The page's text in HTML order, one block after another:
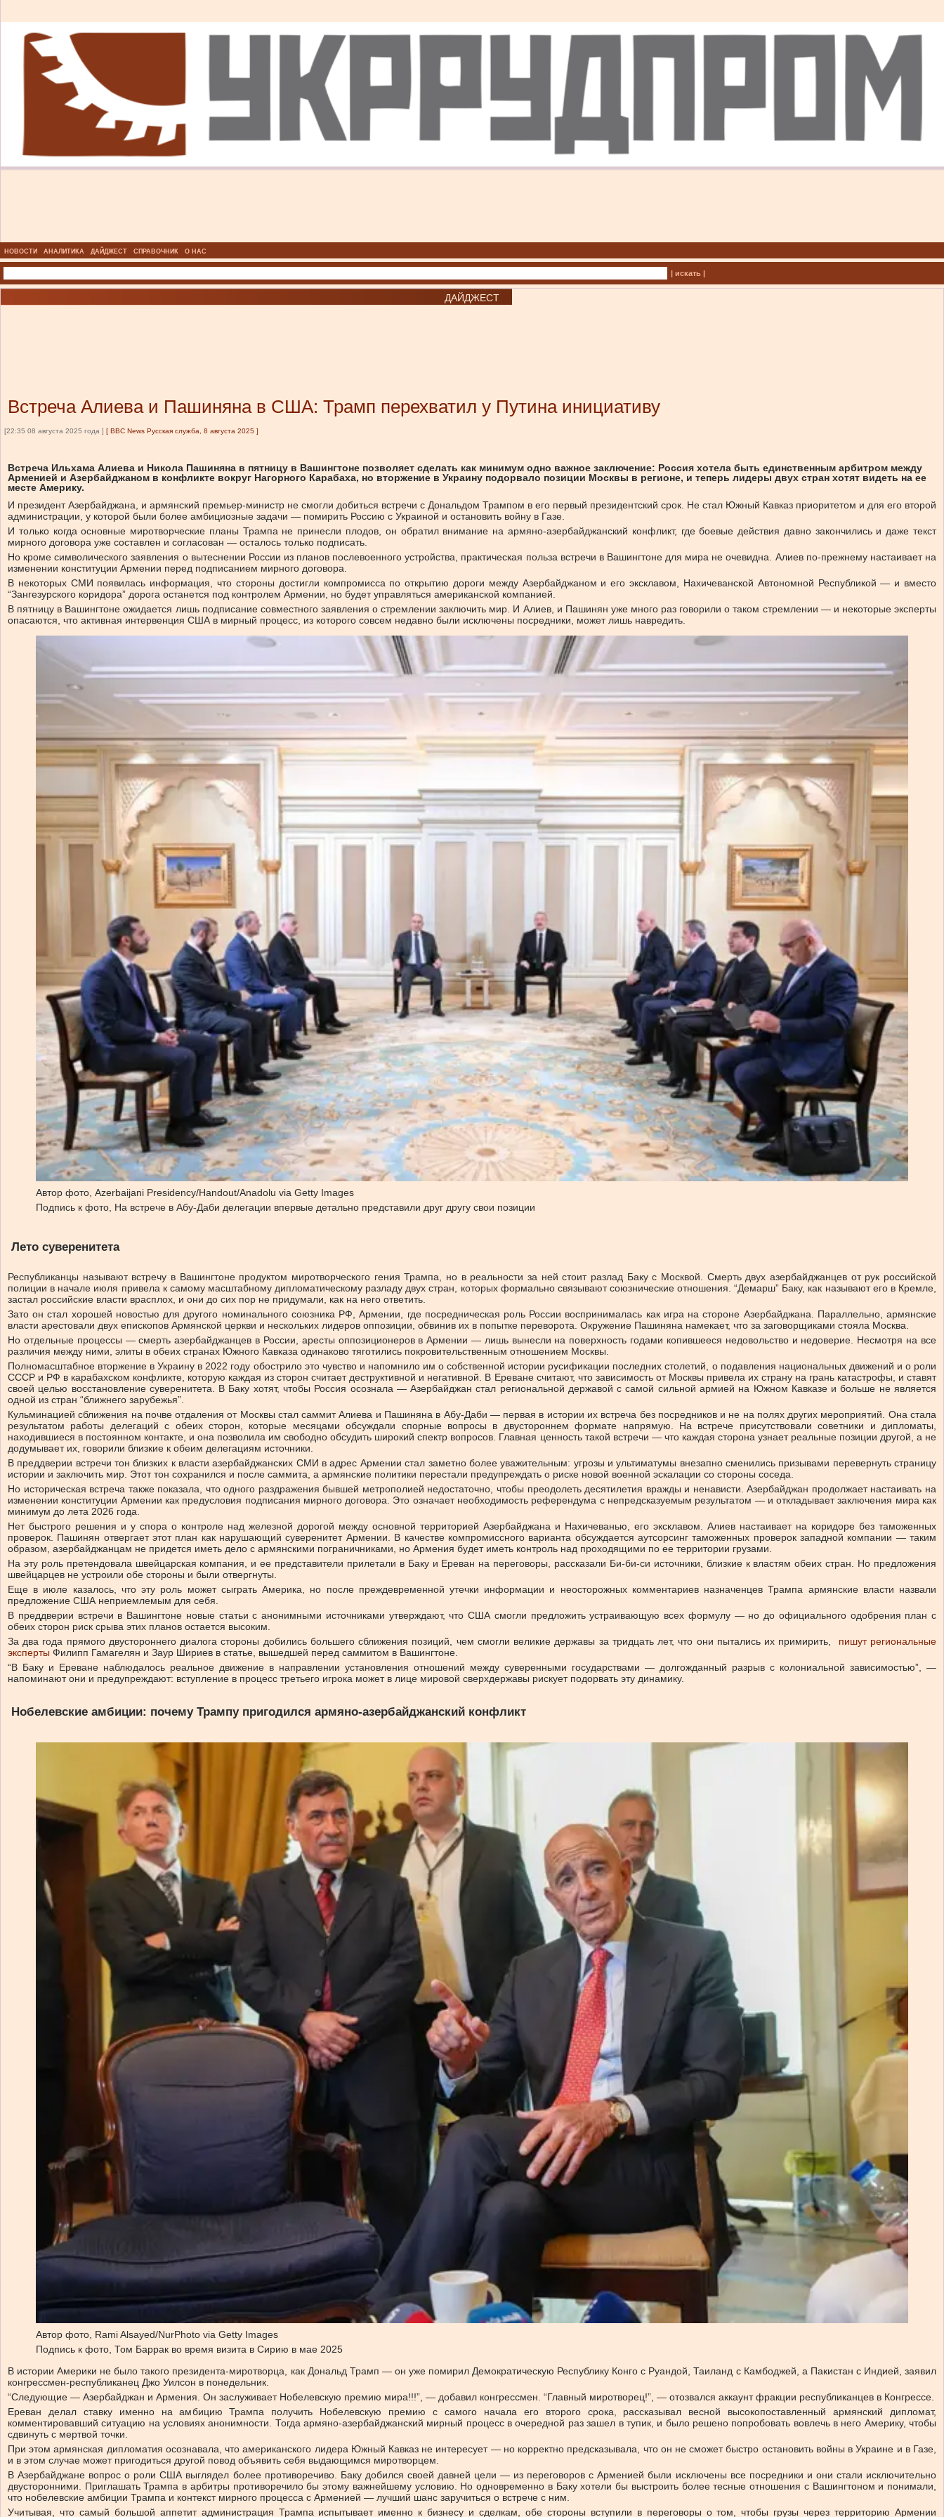
НОВОСТИ АНАЛИТИКА ДАЙДЖЕСТ СПРАВОЧНИК О НАС
| искать |
ДАЙДЖЕСТ
Встреча Алиева и Пашиняна в США: Трамп перехватил у Путина инициативу
[22:35 08 августа 2025 года ] [ BBC News Русская служба, 8 августа 2025 ]
Встреча Ильхама Алиева и Никола Пашиняна в пятницу в Вашингтоне позволяет сделать как минимум одно важное заключение: Россия хотела быть единственным арбитром между
Арменией и Азербайджаном в конфликте вокруг Нагорного Карабаха, но вторжение в Украину подорвало позиции Москвы в регионе, и теперь лидеры двух стран хотят видеть на ее
месте Америку.
И президент Азербайджана, и армянский премьер-министр не смогли добиться встречи с Дональдом Трампом в его первый президентский срок. Не стал Южный Кавказ приоритетом и для его второй
администрации, у которой были более амбициозные задачи — помирить Россию с Украиной и остановить войну в Газе.
И только когда основные миротворческие планы Трампа не принесли плодов, он обратил внимание на армяно-азербайджанский конфликт, где боевые действия давно закончились и даже текст
мирного договора уже составлен и согласован — осталось только подписать.
Но кроме символического заявления о вытеснении России из планов послевоенного устройства, практическая польза встречи в Вашингтоне для мира не очевидна. Алиев по-прежнему настаивает на
изменении конституции Армении перед подписанием мирного договора.
В некоторых СМИ появилась информация, что стороны достигли компромисса по открытию дороги между Азербайджаном и его эксклавом, Нахичеванской Автономной Республикой — и вместо
“Зангезурского коридора” дорога останется под контролем Армении, но будет управляться американской компанией.
В пятницу в Вашингтоне ожидается лишь подписание совместного заявления о стремлении заключить мир. И Алиев, и Пашинян уже много раз говорили о таком стремлении — и некоторые эксперты
опасаются, что активная интервенция США в мирный процесс, из которого совсем недавно были исключены посредники, может лишь навредить.
Автор фото, Azerbaijani Presidency/Handout/Anadolu via Getty Images
Подпись к фото, На встрече в Абу-Даби делегации впервые детально представили друг другу свои позиции
Лето суверенитета
Республиканцы называют встречу в Вашингтоне продуктом миротворческого гения Трампа, но в реальности за ней стоит разлад Баку с Москвой. Смерть двух азербайджанцев от рук российской
полиции в начале июля привела к самому масштабному дипломатическому разладу двух стран, которых формально связывают союзнические отношения. “Демарш” Баку, как называют его в Кремле,
застал российские власти врасплох, и они до сих пор не придумали, как на него ответить.
Зато он стал хорошей новостью для другого номинального союзника РФ, Армении, где посредническая роль России воспринималась как игра на стороне Азербайджана. Параллельно, армянские
власти арестовали двух епископов Армянской церкви и нескольких лидеров оппозиции, обвинив их в попытке переворота. Окружение Пашиняна намекает, что за заговорщиками стояла Москва.
Но отдельные процессы — смерть азербайджанцев в России, аресты оппозиционеров в Армении — лишь вынесли на поверхность годами копившееся недовольство и недоверие. Несмотря на все
различия между ними, элиты в обеих странах Южного Кавказа одинаково тяготились покровительственным отношением Москвы.
Полномасштабное вторжение в Украину в 2022 году обострило это чувство и напомнило им о собственной истории русификации последних столетий, о подавления национальных движений и о роли
СССР и РФ в карабахском конфликте, которую каждая из сторон считает деструктивной и негативной. В Ереване считают, что зависимость от Москвы привела их страну на грань катастрофы, и ставят
своей целью восстановление суверенитета. В Баку хотят, чтобы Россия осознала — Азербайджан стал региональной державой с самой сильной армией на Южном Кавказе и больше не является
одной из стран “ближнего зарубежья”.
Кульминацией сближения на почве отдаления от Москвы стал саммит Алиева и Пашиняна в Абу-Даби — первая в истории их встреча без посредников и не на полях других мероприятий. Она стала
результатом работы делегаций с обеих сторон, которые месяцами обсуждали спорные вопросы в двустороннем формате напрямую. На встрече присутствовали советники и дипломаты,
находившиеся в постоянном контакте, и она позволила им свободно обсудить широкий спектр вопросов. Главная ценность такой встречи — что каждая сторона узнает реальные позиции другой, а не
додумывает их, говорили близкие к обеим делегациям источники.
В преддверии встречи тон близких к власти азербайджанских СМИ в адрес Армении стал заметно более уважительным: угрозы и ультиматумы внезапно сменились призывами перевернуть страницу
истории и заключить мир. Этот тон сохранился и после саммита, а армянские политики перестали предупреждать о риске новой военной эскалации со стороны соседа.
Но историческая встреча также показала, что одного раздражения бывшей метрополией недостаточно, чтобы преодолеть десятилетия вражды и ненависти. Азербайджан продолжает настаивать на
изменении конституции Армении как предусловия подписания мирного договора. Это означает необходимость референдума с непредсказуемым результатом — и откладывает заключения мира как
минимум до лета 2026 года.
Нет быстрого решения и у спора о контроле над железной дорогой между основной территорией Азербайджана и Нахичеванью, его эксклавом. Алиев настаивает на коридоре без таможенных
проверок. Пашинян отвергает этот план как нарушающий суверенитет Армении. В качестве компромиссного варианта обсуждается аутсорсинг таможенных проверок западной компании — таким
образом, азербайджанцам не придется иметь дело с армянскими пограничниками, но Армения будет иметь контроль над проходящими по ее территории грузами.
На эту роль претендовала швейцарская компания, и ее представители прилетали в Баку и Ереван на переговоры, рассказали Би-би-си источники, близкие к властям обеих стран. Но предложения
швейцарцев не устроили обе стороны и были отвергнуты.
Еще в июле казалось, что эту роль может сыграть Америка, но после преждевременной утечки информации и неосторожных комментариев назначенцев Трампа армянские власти назвали
предложение США неприемлемым для себя.
В преддверии встречи в Вашингтоне новые статьи с анонимными источниками утверждают, что США смогли предложить устраивающую всех формулу — но до официального одобрения план с
обеих сторон риск срыва этих планов остается высоким.
За два года прямого двустороннего диалога стороны добились большего сближения позиций, чем смогли великие державы за тридцать лет, что они пытались их примирить, пишут региональные
эксперты Филипп Гамагелян и Заур Шириев в статье, вышедшей перед саммитом в Вашингтоне.
“В Баку и Ереване наблюдалось реальное движение в направлении установления отношений между суверенными государствами — долгожданный разрыв с колониальной зависимостью”, —
напоминают они и предупреждают: вступление в процесс третьего игрока может в лице мировой сверхдержавы рискует подорвать эту динамику.
Нобелевские амбиции: почему Трампу пригодился армяно-азербайджанский конфликт
Автор фото, Rami Alsayed/NurPhoto via Getty Images
Подпись к фото, Том Баррак во время визита в Сирию в мае 2025
В истории Америки не было такого президента-миротворца, как Дональд Трамп — он уже помирил Демократическую Республику Конго с Руандой, Таиланд с Камбоджей, а Пакистан с Индией, заявил
конгрессмен-республиканец Джо Уилсон в понедельник.
“Следующие — Азербайджан и Армения. Он заслуживает Нобелевскую премию мира!!!”, — добавил конгрессмен. “Главный миротворец!”, — отозвался аккаунт фракции республиканцев в Конгрессе.
Ереван делал ставку именно на амбицию Трампа получить Нобелевскую премию с самого начала его второго срока, рассказывал весной высокопоставленный армянский дипломат,
комментировавший ситуацию на условиях анонимности. Тогда армяно-азербайджанский мирный процесс в очередной раз зашел в тупик, и было решено попробовать вовлечь в него Америку, чтобы
сдвинуть с мертвой точки.
При этом армянская дипломатия осознавала, что американского лидера Южный Кавказ не интересует — но корректно предсказывала, что он не сможет быстро остановить войны в Украине и в Газе,
и в этом случае может пригодиться другой повод объявить себя выдающимся миротворцем.
В Азербайджане вопрос о роли США выглядел более противоречиво. Баку добился своей давней цели — из переговоров с Арменией были исключены все посредники и они стали исключительно
двусторонними. Приглашать Трампа в арбитры противоречило бы этому важнейшему условию. Но одновременно в Баку хотели бы выстроить более тесные отношения с Вашингтоном и понимали,
что нобелевские амбиции Трампа и контекст мирного процесса с Арменией — лучший шанс заручиться о встрече с ним.
Учитывая, что самый большой аппетит администрация Трампа испытывает именно к бизнесу и сделкам, обе стороны вступили в переговоры о том, чтобы грузы через территорию Армении